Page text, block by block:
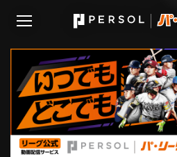
無料アカウント登録
HOME